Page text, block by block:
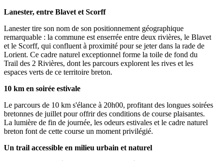
Lanester, entre Blavet et Scorff
Lanester tire son nom de son positionnement géographique
remarquable : la commune est enserrée entre deux rivières, le Blavet
et le Scorff, qui confluent à proximité pour se jeter dans la rade de
Lorient. Ce cadre naturel exceptionnel forme la toile de fond du
Trail des 2 Rivières, dont les parcours explorent les rives et les
espaces verts de ce territoire breton.
10 km en soirée estivale
Le parcours de 10 km s'élance à 20h00, profitant des longues soirées
bretonnes de juillet pour offrir des conditions de course plaisantes.
La lumière de fin de journée, les odeurs estivales et le cadre naturel
breton font de cette course un moment privilégié.
Un trail accessible en milieu urbain et naturel